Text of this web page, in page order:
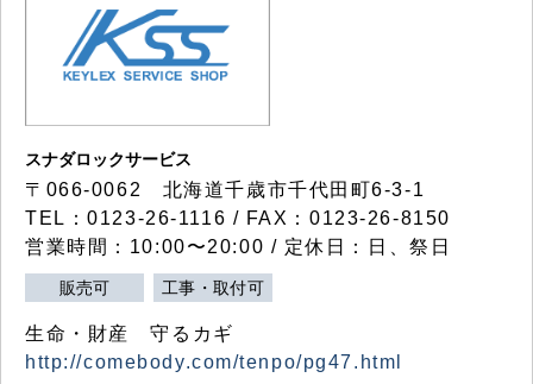
スナダロックサービス
〒066-0062 北海道千歳市千代田町6-3-1
TEL：0123-26-1116 / FAX：0123-26-8150
営業時間：10:00〜20:00 / 定休日：日、祭日
販売可 工事・取付可
生命・財産 守るカギ
http://comebody.com/tenpo/pg47.html